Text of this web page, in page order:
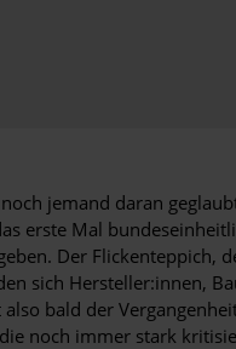
jemand daran
erste Mal
Der Flickenteppich,
sich Hersteller:innen,
bald der
noch immer stark